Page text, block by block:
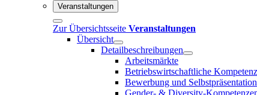
Veranstaltungen
Zur Übersichtsseite Veranstaltungen
Übersicht
Detailbeschreibungen
Arbeitsmärkte
Betriebswirtschaftliche
Bewerbung und Selbstpräsentation
Gender- & Diversity-